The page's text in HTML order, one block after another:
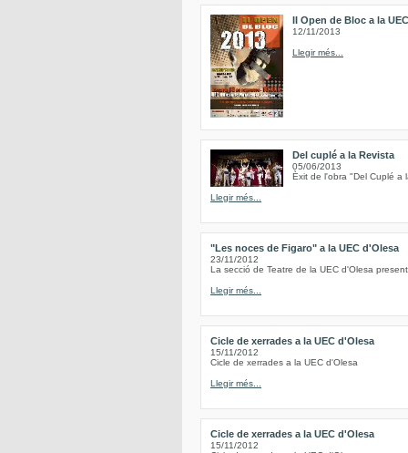
II Open de Bloc a la
12/11/2013
Llegir més...
Del cuplé a la Revista
05/06/2013
Èxit de l'obra "Del Cuplé a
Llegir més...
"Les noces de Figaro" a la UEC d'Olesa
23/11/2012
La secció de Teatre de la UEC d'Olesa
Llegir més...
Cicle de xerrades a la UEC d'Olesa
15/11/2012
Cicle de xerrades a la UEC d'Olesa
Llegir més...
Cicle de xerrades a la UEC d'Olesa
15/11/2012